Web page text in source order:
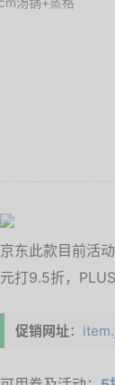
京东此款目前活
元打9.5折，
促销网址：